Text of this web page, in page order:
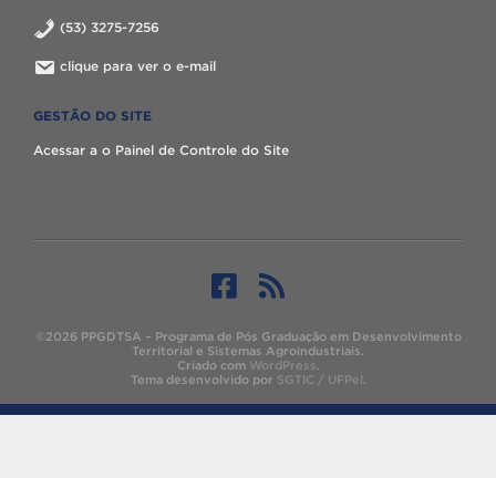
(53) 3275-7256
clique para ver o e-mail
GESTÃO DO SITE
Acessar a o Painel de Controle do Site
©2026 PPGDTSA – Programa de Pós Graduação em Desenvolvimento
Territorial e Sistemas Agroindustriais.
Criado com WordPress.
Tema desenvolvido por SGTIC / UFPel.